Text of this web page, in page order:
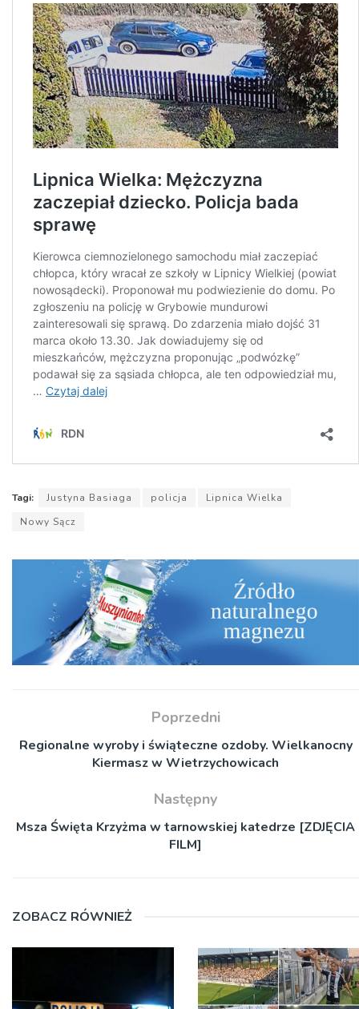
Tagi: Justyna Basiaga policja
Lipnica Wielka
Nowy Sącz
Poprzedni
Regionalne wyroby i świąteczne ozdoby. Wielkanocny
Kiermasz w Wietrzychowicach
Następny
Msza Święta Krzyżma w tarnowskiej katedrze [ZDJĘCIA
FILM]
ZOBACZ RÓWNIEŻ